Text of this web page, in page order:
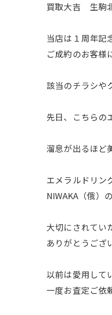
買取大吉 生駒
当店は１周年記
ご成約のお客様
該当のチラシや
先日、こちらの
溜息が出るほど
エメラルドリン
NIWAKA（俄）
大切にされてい
ありがとうござ
以前は愛用して
一度お査定ご依